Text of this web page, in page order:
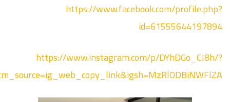
https://www.facebook.com/profile.php?
id=61555644197894
https://www.instagram.com/p/DYhDGo_CJ8h/?